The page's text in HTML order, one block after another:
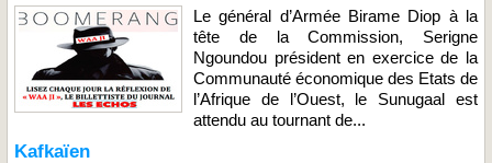
Le général d’Armée Birame Diop à la
tête de la Commission, Serigne
Ngoundou président en exercice de la
Communauté économique des Etats de
l’Afrique de l’Ouest, le Sunugaal est
attendu au tournant de...
Kafkaïen